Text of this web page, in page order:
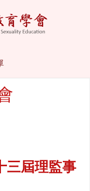
三屆理監事